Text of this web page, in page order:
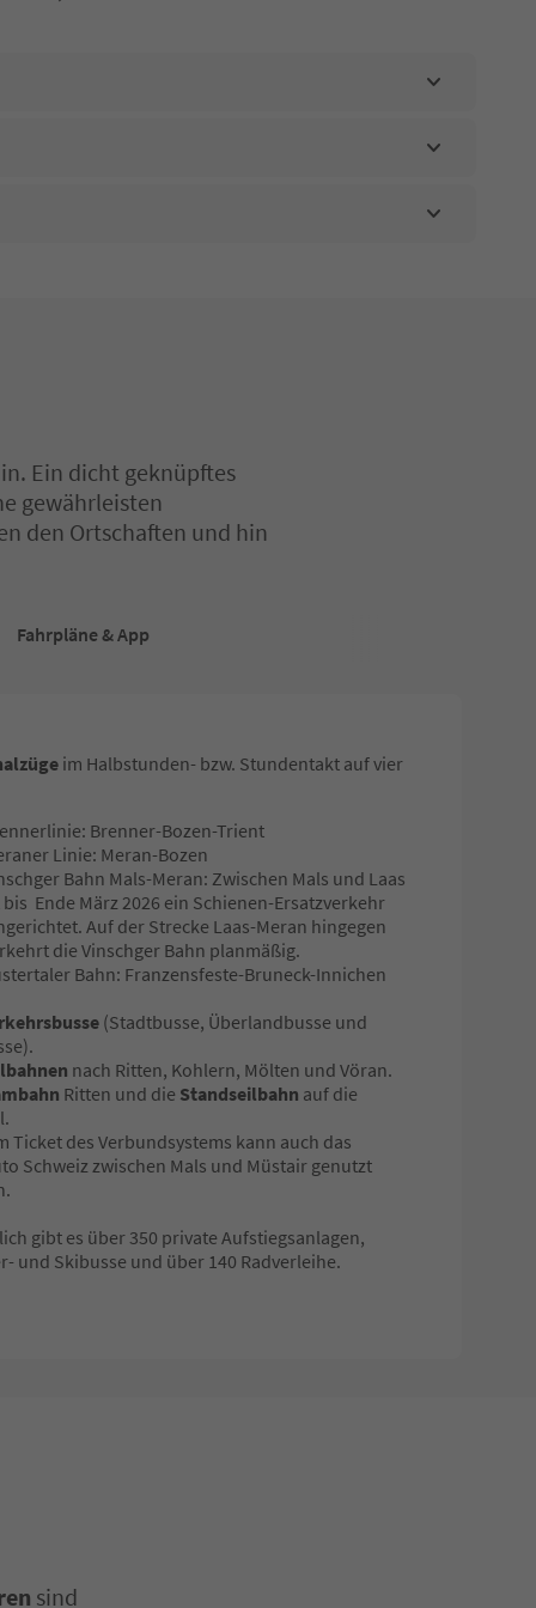
Ein dicht geknüpftes
gewährleisten
den Ortschaften und hin
Fahrpläne & App
im Halbstunden- bzw. Stundentakt auf vier
Brenner-Bozen-Trient
Linie: Meran-Bozen
Bahn Mals-Meran: Zwischen Mals und Laas
Ende März 2026 ein Schienen-Ersatzverkehr
Auf der Strecke Laas-Meran hingegen
die Vinschger Bahn planmäßig.
Bahn: Franzensfeste-Bruneck-Innichen
(Stadtbusse, Überlandbusse und
nach Ritten, Kohlern, Mölten und Vöran.
Ritten und die Standseilbahn auf die
Ticket des Verbundsystems kann auch das
Schweiz zwischen Mals und Müstair genutzt
gibt es über 350 private Aufstiegsanlagen,
und Skibusse und über 140 Radverleihe.
sind